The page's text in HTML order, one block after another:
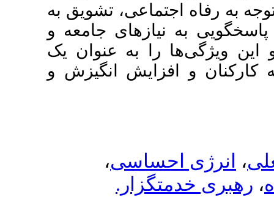
تشویق به
جامعه و
را به عنوان یک
انگیزش و
،